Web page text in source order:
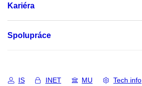
Kariéra
Spolupráce
IS INET MU Tech info